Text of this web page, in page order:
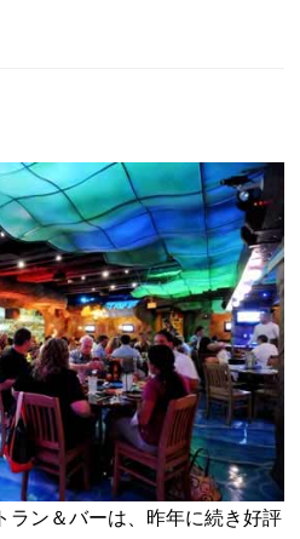
ラン＆バーは、昨年に続き好評